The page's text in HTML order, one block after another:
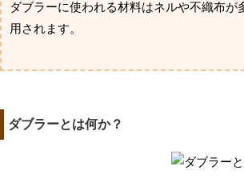
ダブラーに使われる材料はネルや不織布
用されます。
ダブラーとは何か？